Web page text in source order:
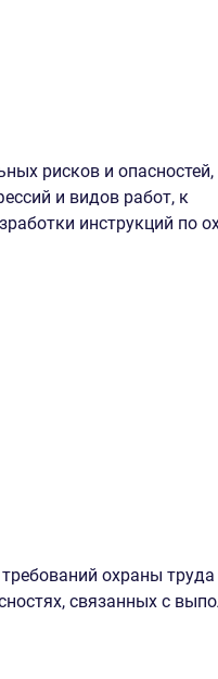
рисков и опасностей,
и видов работ, к
инструкций по
охраны труда
связанных с